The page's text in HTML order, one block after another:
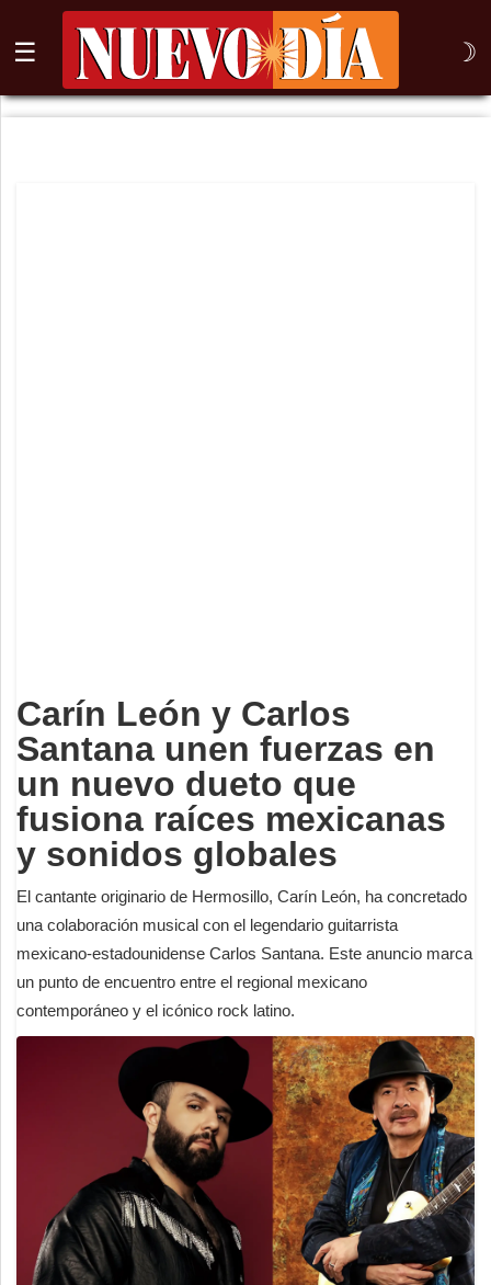
☰ ☽
⌕
Carín León y Carlos
Santana unen fuerzas en
un nuevo dueto que
fusiona raíces mexicanas
y sonidos globales
El cantante originario de Hermosillo, Carín León, ha concretado
una colaboración musical con el legendario guitarrista
mexicano-estadounidense Carlos Santana. Este anuncio marca
un punto de encuentro entre el regional mexicano
contemporáneo y el icónico rock latino.